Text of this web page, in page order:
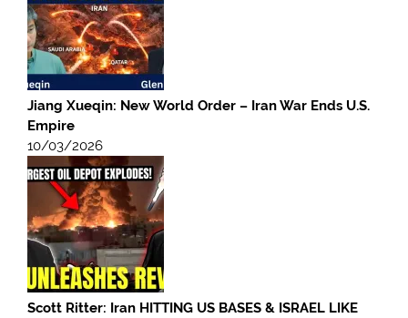
Jiang Xueqin: New World Order – Iran War Ends U.S.
Empire
10/03/2026
Scott Ritter: Iran HITTING US BASES & ISRAEL LIKE